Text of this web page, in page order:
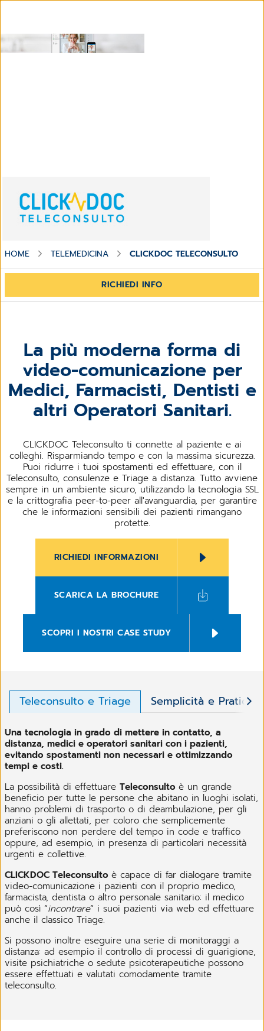
Sistema di video-comunicazione.
HOME TELEMEDICINA CLICKDOC TELECONSULTO
RICHIEDI INFO
La più moderna forma di
video-comunicazione per
Medici, Farmacisti, Dentisti e
altri Operatori Sanitari.
CLICKDOC Teleconsulto ti connette al paziente e ai
colleghi. Risparmiando tempo e con la massima sicurezza.
Puoi ridurre i tuoi spostamenti ed effettuare, con il
Teleconsulto, consulenze e Triage a distanza. Tutto avviene
sempre in un ambiente sicuro, utilizzando la tecnologia SSL
e la crittografia peer-to-peer all'avanguardia, per garantire
che le informazioni sensibili dei pazienti rimangano
protette.
RICHIEDI INFORMAZIONI
SCARICA LA BROCHURE
SCOPRI I NOSTRI CASE STUDY
Teleconsulto e Triage Semplicità e Praticità
Una tecnologia in grado di mettere in contatto, a
distanza, medici e operatori sanitari con i pazienti,
evitando spostamenti non necessari e ottimizzando
tempi e costi.
La possibilità di effettuare Teleconsulto è un grande
beneficio per tutte le persone che abitano in luoghi isolati,
hanno problemi di trasporto o di deambulazione, per gli
anziani o gli allettati, per coloro che semplicemente
preferiscono non perdere del tempo in code e traffico
oppure, ad esempio, in presenza di particolari necessità
urgenti e collettive.
CLICKDOC Teleconsulto è capace di far dialogare tramite
video-comunicazione i pazienti con il proprio medico,
farmacista, dentista o altro personale sanitario: il medico
può così “incontrare“ i suoi pazienti via web ed effettuare
anche il classico Triage.
Si possono inoltre eseguire una serie di monitoraggi a
distanza: ad esempio il controllo di processi di guarigione,
visite psichiatriche o sedute psicoterapeutiche possono
essere effettuati e valutati comodamente tramite
teleconsulto.